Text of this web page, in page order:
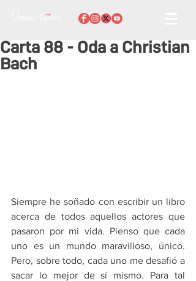
Carta 88 - Oda a Christian
Bach
Siempre he soñado con escribir un libro
acerca de todos aquellos actores que
pasaron por mi vida. Pienso que cada
uno es un mundo maravilloso, único.
Pero, sobre todo, cada uno me desafió a
sacar lo mejor de sí mismo. Para tal